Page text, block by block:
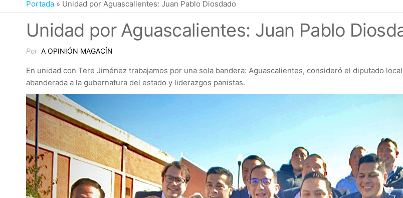
Portada » Unidad por Aguascalientes: Juan Pablo Diosdado
Unidad por Aguascalientes: Juan Pablo
Por A OPINIÓN MAGACÍN
En unidad con Tere Jiménez trabajamos por una sola bandera: Aguascalientes, consideró el diputado
abanderada a la gubernatura del estado y liderazgos panistas.